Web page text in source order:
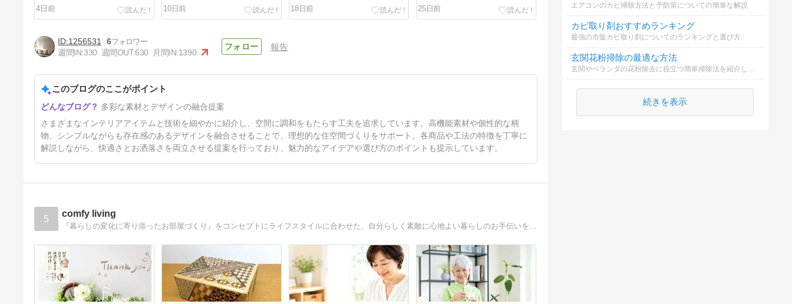
4日前
10日前
18日前
25日前
タチカワブラインドのパーフェ
クトシルキーについて
32日前
1256531
6
週間IN:330 週間OUT:630 月間IN:1390
報告
このブログのここがポイント
多彩な素材とデザインの融合提案
さまざまなインテリアアイテムと技術を細やかに紹介し、空間に調和をもたらす工夫を追求しています。高機能素材や個性的な柄
物、シンプルながらも存在感のあるデザインを融合させることで、理想的な住空間づくりをサポート。各商品や工法の特徴を丁寧に
解説しながら、快適さとお洒落さを両立させる提案を行っており、魅力的なアイデアや選び方のポイントも提示しています。
5 comfy living
『暮らしの変化に寄り添ったお部屋づくり』をコンセプトにライフスタイルに合わせた、自分らしく素敵に心地よい暮らしのお手伝いをさせて頂いてます。
エアコンのカビ掃除方法と予防策についての簡単な解説
カビ取り剤おすすめランキング
最強の市販カビ取り剤についてのランキングと選び方
玄関花粉掃除の最適な方法
玄関やベランダの花粉除去に役立つ簡単掃除法を紹介します。
続きを表示